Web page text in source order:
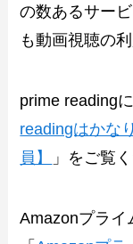
の数あるサー
も動画視聴の
prime reading
readingはかな
員】
」をご覧
Amazonプライ